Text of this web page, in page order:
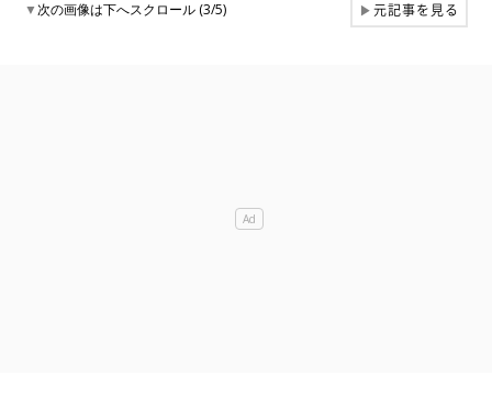
▼次の画像は下へスクロール (3/5) ▶元記事を見る